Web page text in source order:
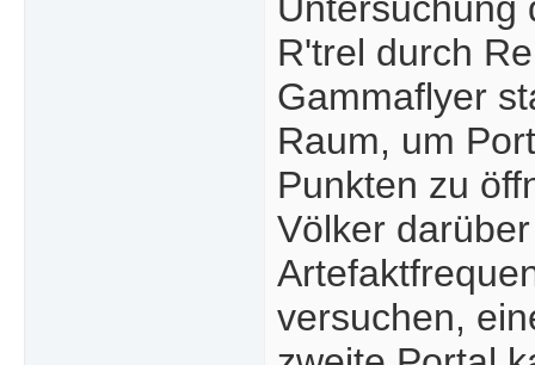
Untersuchung
R'trel durch
Gammaflyer
Raum, um
Punkten zu
Völker
versuchen,